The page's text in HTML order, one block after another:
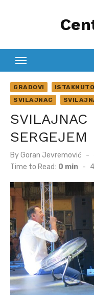
GRADOVI ISTAKNUTO
SVILAJNAC
SVILAJNAC
SERGEJEM
ByGoran Jevremović
Time to Read: 0 min -